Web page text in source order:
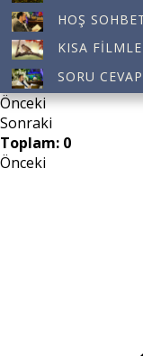
HOŞ
KISA
SORU CEVAP
Önceki
Sonraki
Toplam: 0
Önceki